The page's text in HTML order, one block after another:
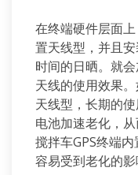
在终端硬件层面
置天线型，并且
时间的日晒。就
天线的使用效果
天线型，长期的
电池加速老化，
搅拌车GPS终端
容易受到老化的影